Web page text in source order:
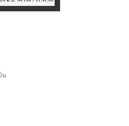
น